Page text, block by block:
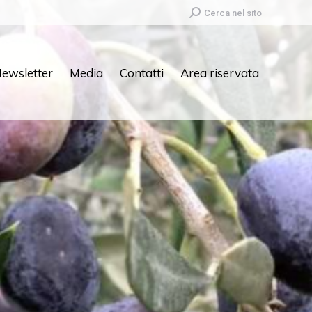
Search:Cerca nel sito
Media Contatti Area riservata